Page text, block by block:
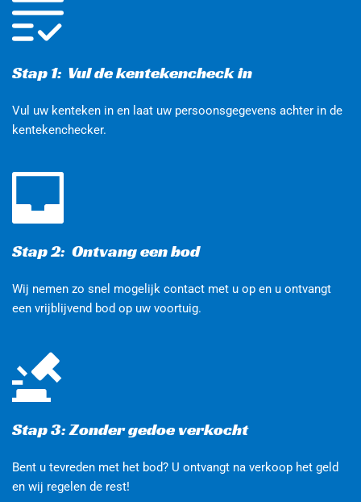
Stap 1:  Vul de kentekencheck in
Vul uw kenteken in en laat uw persoonsgegevens achter in de
kentekenchecker.
Stap 2:  Ontvang een bod
Wij nemen zo snel mogelijk contact met u op en u ontvangt
een vrijblijvend bod op uw voortuig.
Stap 3: Zonder gedoe verkocht
Bent u tevreden met het bod? U ontvangt na verkoop het geld
en wij regelen de rest!